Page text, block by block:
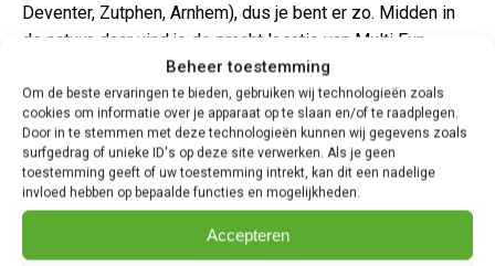
Beheer toestemming
Om de beste ervaringen te bieden, gebruiken wij technologieën zoals
cookies om informatie over je apparaat op te slaan en/of te raadplegen.
Door in te stemmen met deze technologieën kunnen wij gegevens zoals
surfgedrag of unieke ID's op deze site verwerken. Als je geen
toestemming geeft of uw toestemming intrekt, kan dit een nadelige
invloed hebben op bepaalde functies en mogelijkheden.
Accepteren
Deventer, Zutphen, Arnhem), dus je bent er zo. Midden in
de natuur, daar vind je de pracht locatie van Multi Fun
Bussloo. Het overdekte en zo nodig verwarde terras geeft
een geweldig uitzicht over het meer van Bussloo. Dit is
misschien wel de meest diverse aanbieder vanindoor en
outdoor activiteitenin de regio! Pitch&Putt, Minigolf,
Voetgolf, Glowgolf, de E-Tour en de X-Wall zijn
fantastische activiteiten om te komen beleven tijdens